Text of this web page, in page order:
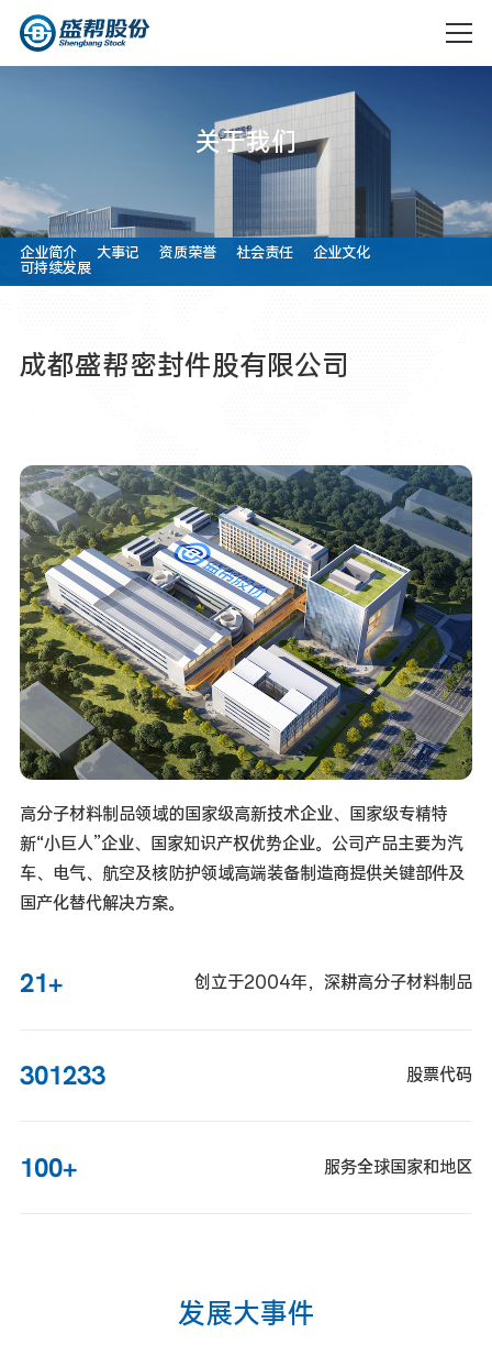
企业简介 大事记
资质荣誉 社会责任
汽车 电气
司
科
技
研
发
公司新闻 行业报道
通知公告
联系方
式
招贤纳
士
关于我们
企业简介 大事记 资质荣誉 社会责任
企业文化
可持续发展
成都盛帮密封件股有限公司
高分子材料制品领域的国家级高新技术企业、国家级专精特
新“小巨人”企业、国家知识产权优势企业。公司产品主要为汽
车、电气、航空及核防护领域高端装备制造商提供关键部件及
国产化替代解决方案。
21+ 创立于2004年，深耕高分子材料制品
301233 股票代码
100+ 服务全球国家和地区
发展大事件